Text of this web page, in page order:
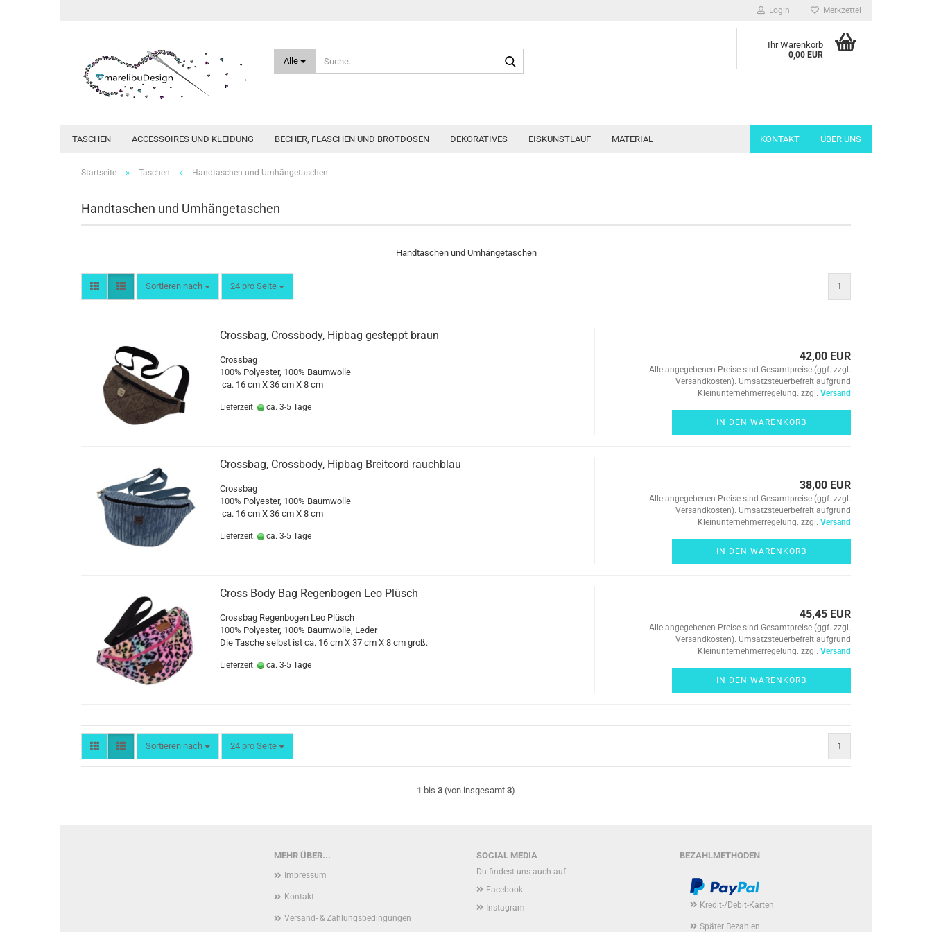
Login Merkzettel
Alle
Ihr Warenkorb
0,00 EUR
TASCHEN ACCESSOIRES UND KLEIDUNG BECHER, FLASCHEN UND BROTDOSEN DEKORATIVES EISKUNSTLAUF MATERIAL KONTAKT ÜBER UNS
Startseite » Taschen » Handtaschen und Umhängetaschen
Handtaschen und Umhängetaschen
Handtaschen und Umhängetaschen
Sortieren nach
Sortieren nach 24 pro Seite
pro Seite 1
Crossbag, Crossbody, Hipbag gesteppt braun
Crossbag
100% Polyester, 100% Baumwolle
ca. 16 cm X 36 cm X 8 cm
Lieferzeit: ca. 3-5 Tage
42,00 EUR
Alle angegebenen Preise sind Gesamtpreise (ggf. zzgl.
Versandkosten). Umsatzsteuerbefreit aufgrund
Kleinunternehmerregelung. zzgl. Versand
IN DEN WARENKORB
Crossbag, Crossbody, Hipbag Breitcord rauchblau
Crossbag
100% Polyester, 100% Baumwolle
ca. 16 cm X 36 cm X 8 cm
Lieferzeit: ca. 3-5 Tage
38,00 EUR
Alle angegebenen Preise sind Gesamtpreise (ggf. zzgl.
Versandkosten). Umsatzsteuerbefreit aufgrund
Kleinunternehmerregelung. zzgl. Versand
IN DEN WARENKORB
Cross Body Bag Regenbogen Leo Plüsch
Crossbag Regenbogen Leo Plüsch
100% Polyester, 100% Baumwolle, Leder
Die Tasche selbst ist ca. 16 cm X 37 cm X 8 cm groß.
Lieferzeit: ca. 3-5 Tage
45,45 EUR
Alle angegebenen Preise sind Gesamtpreise (ggf. zzgl.
Versandkosten). Umsatzsteuerbefreit aufgrund
Kleinunternehmerregelung. zzgl. Versand
IN DEN WARENKORB
Sortieren nach
Sortieren nach 24 pro Seite
pro Seite 1
1 bis 3 (von insgesamt 3)
MEHR ÜBER...
Impressum
Kontakt
Versand- & Zahlungsbedingungen
SOCIAL MEDIA
Du findest uns auch auf
Facebook
Instagram
BEZAHLMETHODEN
Kredit-/Debit-Karten
Später Bezahlen